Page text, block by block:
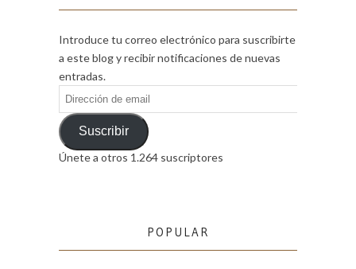
Introduce tu correo electrónico para suscribirte
a este blog y recibir notificaciones de nuevas
entradas.
Dirección
de
emailSuscribir
Únete a otros 1.264 suscriptores
POPULAR